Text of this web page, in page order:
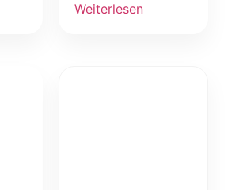
Weiterlesen